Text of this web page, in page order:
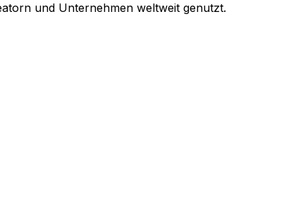
und Unternehmen weltweit genutzt.